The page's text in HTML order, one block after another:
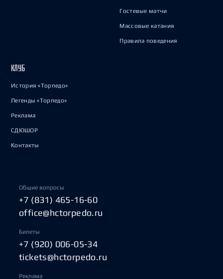
Гостевые матчи
Массовые катания
Правила поведения
КЛУБ
История «Торпедо»
Легенды «Торпедо»
Реклама
СДЮШОР
Контакты
Общие вопросы
+7 (831) 465-16-60
office@hctorpedo.ru
Билеты
+7 (920) 006-05-34
tickets@hctorpedo.ru
Реклама